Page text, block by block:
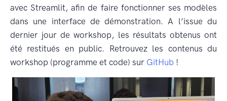
avec Streamlit, afin de faire fonctionner ses modèles
dans une interface de démonstration. A l’issue du
dernier jour de workshop, les résultats obtenus ont
été restitués en public. Retrouvez les contenus du
workshop (programme et code) sur GitHub !